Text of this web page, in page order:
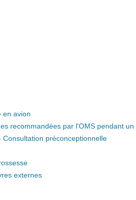
en avion
recommandées par l'OMS pendant
Consultation préconceptionnelle
externes